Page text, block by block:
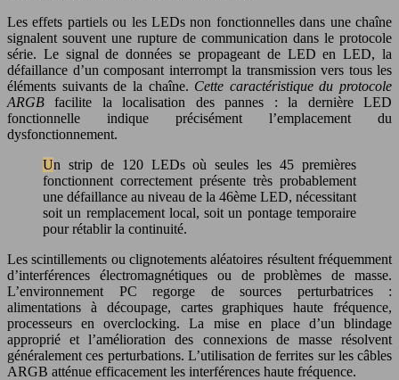
Les effets partiels ou les LEDs non fonctionnelles dans une chaîne
signalent souvent une rupture de communication dans le protocole
série. Le signal de données se propageant de LED en LED, la
défaillance d’un composant interrompt la transmission vers tous les
éléments suivants de la chaîne. Cette caractéristique du protocole
ARGB facilite la localisation des pannes : la dernière LED
fonctionnelle indique précisément l’emplacement du
dysfonctionnement.
Un strip de 120 LEDs où seules les 45 premières
fonctionnent correctement présente très probablement
une défaillance au niveau de la 46ème LED, nécessitant
soit un remplacement local, soit un pontage temporaire
pour rétablir la continuité.
Les scintillements ou clignotements aléatoires résultent fréquemment
d’interférences électromagnétiques ou de problèmes de masse.
L’environnement PC regorge de sources perturbatrices :
alimentations à découpage, cartes graphiques haute fréquence,
processeurs en overclocking. La mise en place d’un blindage
approprié et l’amélioration des connexions de masse résolvent
généralement ces perturbations. L’utilisation de ferrites sur les câbles
ARGB atténue efficacement les interférences haute fréquence.